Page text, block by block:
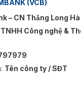
án và đại lý
đặt toàn quốc
hãng, bảo hành
(VCB)
– CN Thăng Long Hà
Công nghệ &
Tên công ty / SĐT